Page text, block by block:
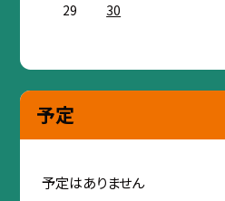
29
30
予定
予定はありません